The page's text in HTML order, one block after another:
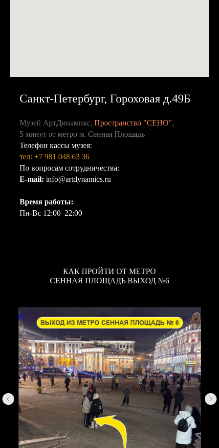
Санкт-Петербург, Гороховая д.49Б
Музей АртДинамикс, Пространство "СЕНО",
5 минут от метро м. Сенная Площадь
Телефон кассы музея:
тел: +7 981 048 63 36
По вопросам сотрудничества:
E-mail: info@artdynamics.ru
Время работы:
Пн-Вс 12:00–22:00
КАК ПРОЙТИ ОТ МЕТРО
СЕННАЯ ПЛОЩАДЬ ВЫХОД №6